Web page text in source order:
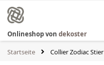
Inhalt
springen
Onlineshop von dekoster
Startseite Collier Zodiac Stier